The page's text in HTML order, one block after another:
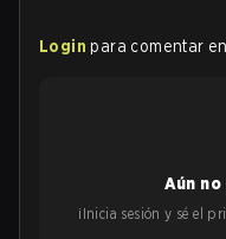
Login para comentar
Aún
¡Inicia sesión y sé el